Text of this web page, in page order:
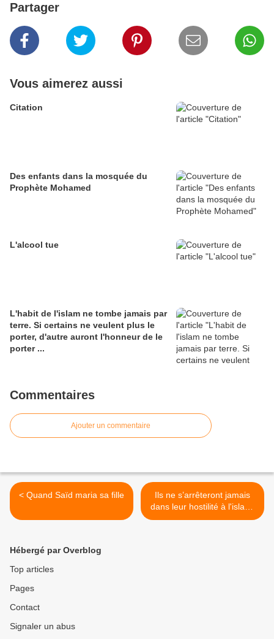
Partager
Vous aimerez aussi
Citation
Des enfants dans la mosquée du
Prophète Mohamed
L'alcool tue
L'habit de l'islam ne tombe jamais par
terre. Si certains ne veulent plus le
porter, d'autre auront l'honneur de le
porter ...
Commentaires
Ajouter un commentaire
< Quand Saïd maria sa fille
Ils ne s’arrêteront jamais
dans leur hostilité à l'islam.
>
Hébergé par Overblog
Top articles
Pages
Contact
Signaler un abus